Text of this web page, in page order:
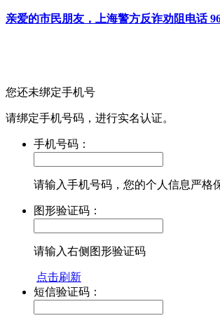
亲爱的市民朋友，上海警方反诈劝阻电话
您还未绑定手机号
请绑定手机号码，进行实名认证。
手机号码：
请输入手机号码，您的个人信息严格
图形验证码：
请输入右侧图形验证码
点击刷新
短信验证码：